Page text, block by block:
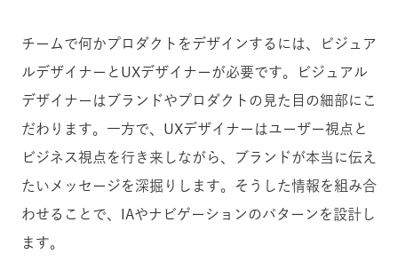
チームで何かプロダクトをデザインするには、ビジュア
ルデザイナーとUXデザイナーが必要です。ビジュアル
デザイナーはブランドやプロダクトの見た目の細部にこ
だわります。一方で、UXデザイナーはユーザー視点と
ビジネス視点を行き来しながら、ブランドが本当に伝え
たいメッセージを深掘りします。そうした情報を組み合
わせることで、IAやナビゲーションのパターンを設計し
ます。